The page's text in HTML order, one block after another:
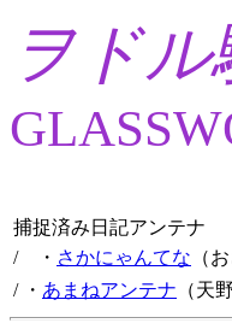
ヲド
捕捉済み日記アンテナ
/ ・ さかにゃんてな （
/ ・ あまねアンテナ （天